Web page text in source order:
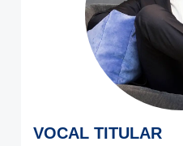
VOCAL TITULAR